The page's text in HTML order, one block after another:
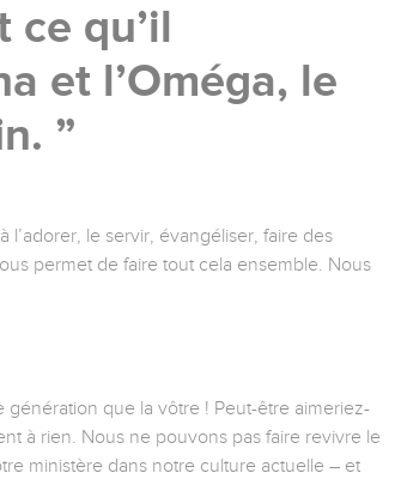
ce qu’il
et l’Oméga, le
le servir, évangéliser, faire des
permet de faire tout cela ensemble. Nous
que la vôtre ! Peut-être aimeriez-
à rien. Nous ne pouvons pas faire revivre le
ministère dans notre culture actuelle – et